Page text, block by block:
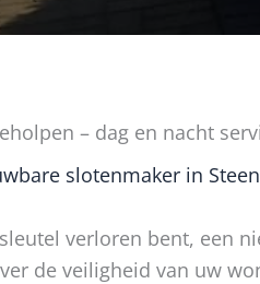
– dag en nacht
slotenmaker in
verloren bent, een
de veiligheid van uw